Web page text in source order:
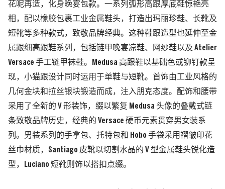
花呢再造，化身晚宴包款。一系列弧形高跟厚底鞋惊艳亮
相，配以橡胶包裹工业金属鞋头，打造出玛丽珍鞋、长靴及
短靴等多种款式，致敬品牌经典。这种鞋跟造型也延伸至金
属跟细高跟鞋系列，包括链甲晚宴凉鞋、网纱鞋以及 Atelier
Versace 手工链甲袜鞋。Medusa 高跟鞋以基础色或铆钉款呈
现，小猫跟设计同时运用于单鞋与短靴。首饰由工业风格的
几何金块和拉丝银块锻造而成，注入朋克态度。配饰和腰带
采用了全新的 V 形装饰，缀以繁复 Medusa 头像的叠戴式链
条致敬品牌历史，经典的 Versace 硬币元素贯穿男女装系
列。男装系列的手拿包、托特包和 Hobo 手袋采用褶皱印花
丝巾材质，Santiago 皮靴以切割水晶的 V 型金属鞋头锐化造
型，Luciano 短靴则饰以搭扣点缀。